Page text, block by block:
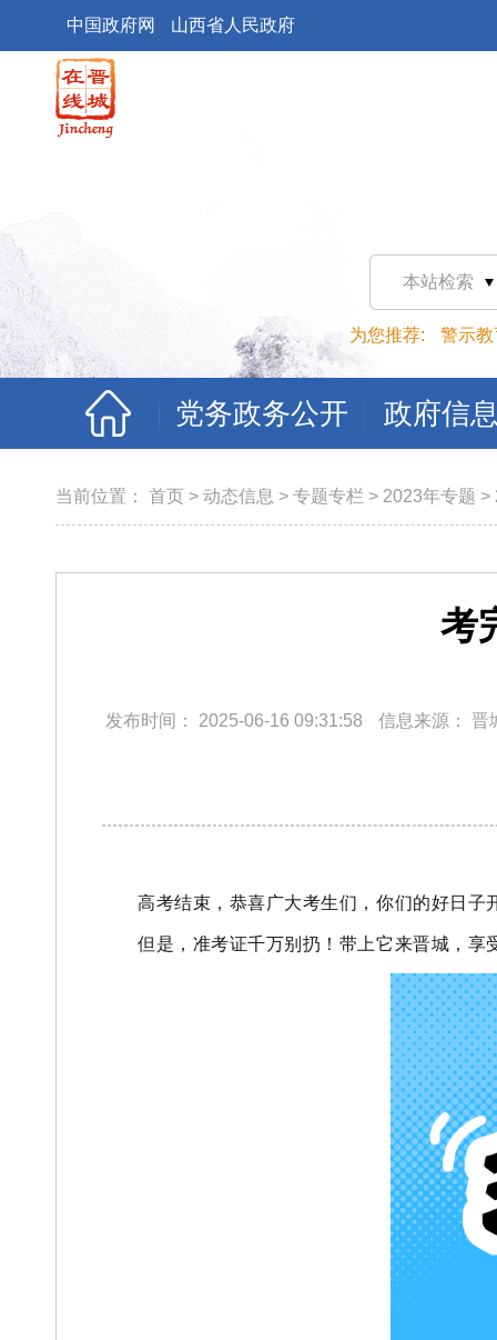
中国政府网 山西省人民政府
本站检索
为您推荐: 警示教
党务政务公开 政府信
当前位置： 首页 > 动态信息 > 专题专栏 > 2023年专题 >
考
发布时间： 2025-06-16 09:31:58 信息来源： 晋
高考结束， 恭喜广大考生们，你们的好日子
但是， 准考证千万别扔！ 带上它来晋城， 享